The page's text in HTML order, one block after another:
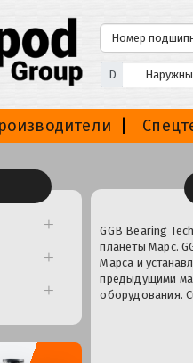
D
GGB Bearing
планеты Марс.
Марса и
предыдущими
оборудования.